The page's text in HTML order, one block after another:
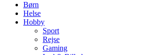
Børn
Helse
Hobby
Sport
Rejse
Gaming